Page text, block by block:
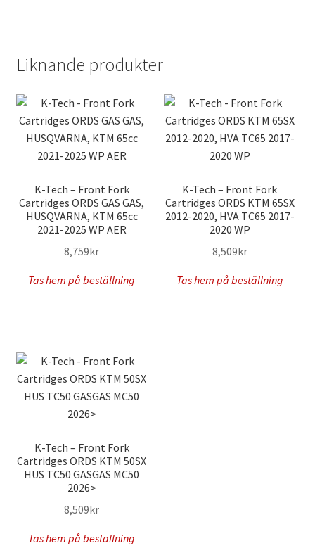
Liknande produkter
K-Tech – Front Fork
Cartridges ORDS GAS GAS,
HUSQVARNA, KTM 65cc
2021-2025 WP AER
8,759kr
Tas hem på beställning
K-Tech – Front Fork
Cartridges ORDS KTM 65SX
2012-2020, HVA TC65 2017-
2020 WP
8,509kr
Tas hem på beställning
K-Tech – Front Fork
Cartridges ORDS KTM 50SX
HUS TC50 GASGAS MC50
2026>
8,509kr
Tas hem på beställning